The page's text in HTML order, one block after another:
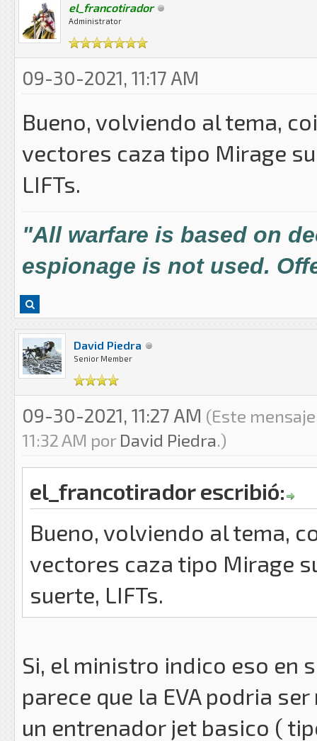
el_francotirador
Administrator
09-30-2021, 11:17 AM
Bueno, volviendo al tema,
vectores caza tipo Mirage
LIFTs.
"All warfare is based on
espionage is not used.
David Piedra
Senior Member
09-30-2021, 11:27 AM (Este
11:32 AM por David Piedra.)
el_francotirador escribió:
Bueno, volviendo al tema,
vectores caza tipo Mirage
suerte, LIFTs.
Si, el ministro indico eso en
parece que la EVA podria
un entrenador jet basico (